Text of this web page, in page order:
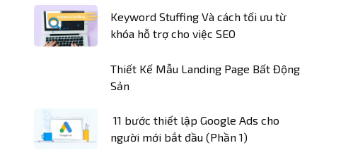
Keyword Stuffing Và cách tối ưu từ
khóa hỗ trợ cho việc SEO
Thiết Kế Mẫu Landing Page Bất Động
Sản
11 bước thiết lập Google Ads cho
người mới bắt đầu (Phần 1)